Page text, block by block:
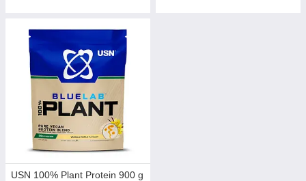
USN 100% Plant Protein 900 g